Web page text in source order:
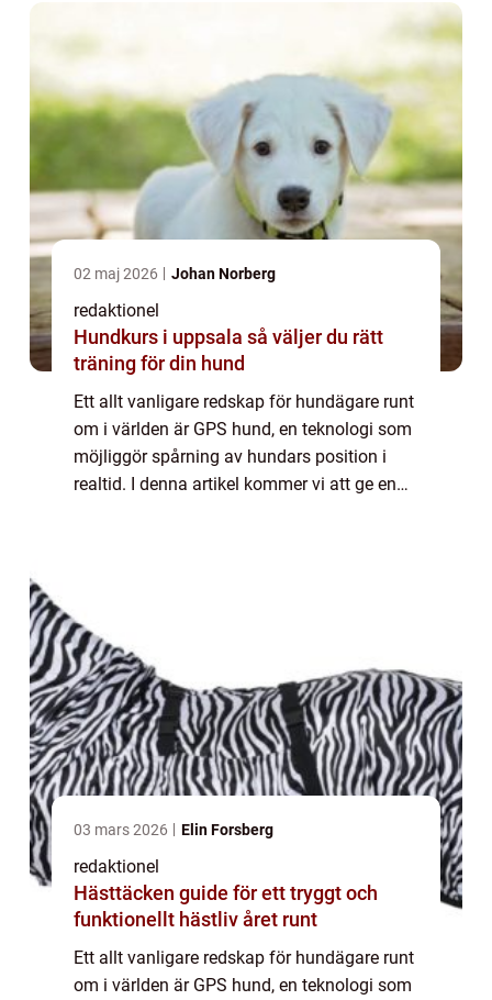
02 maj 2026 Johan Norberg
redaktionel
Hundkurs i uppsala så väljer du rätt
träning för din hund
Ett allt vanligare redskap för hundägare runt
om i världen är GPS hund, en teknologi som
möjliggör spårning av hundars position i
realtid. I denna artikel kommer vi att ge en
03 mars 2026 Elin Forsberg
redaktionel
Hästtäcken guide för ett tryggt och
funktionellt hästliv året runt
Ett allt vanligare redskap för hundägare runt
om i världen är GPS hund, en teknologi som